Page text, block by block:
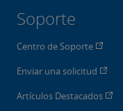
Soporte
Centro de Soporte
Enviar una solicitud
Artículos Destacados